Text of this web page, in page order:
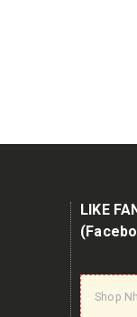
LIKE
Shop